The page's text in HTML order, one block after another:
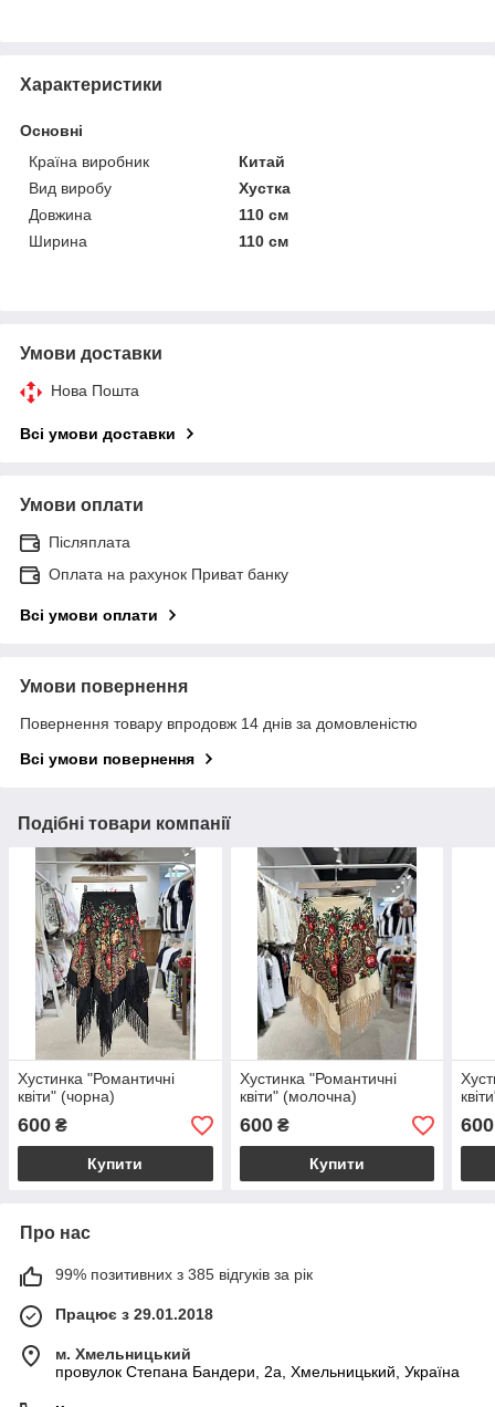
Характеристики
Основні
Країна виробник
Китай
Вид виробу
Хустка
Довжина
110 см
Ширина
110 см
Умови доставки
Нова Пошта
Всі умови доставки
Умови оплати
Післяплата
Оплата на рахунок Приват банку
Всі умови оплати
Умови повернення
Повернення товару впродовж 14 днів за домовленістю
Всі умови повернення
Подібні товари компанії
Хустинка "Романтичні
квіти" (чорна)
600 ₴
Купити
Хустинка "Романтичні
квіти" (молочна)
600₴
Купити
600
Про нас
99% позитивних з 385 відгуків за рік
Працює з 29.01.2018
м. Хмельницький
провулок Степана Бандери, 2a, Хмельницький, Україна